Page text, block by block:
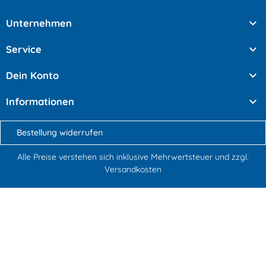
Unternehmen 
Service 
Dein Konto 
Informationen 
Bestellung widerrufen
Alle Preise verstehen sich inklusive Mehrwertsteuer und zzgl.
Versandkosten